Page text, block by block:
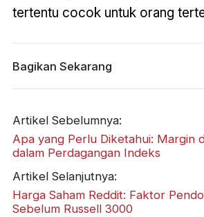
tertentu cocok untuk orang
Bagikan Sekarang
Artikel Sebelumnya:
Apa yang Perlu Diketahui: Margin
dalam Perdagangan Indeks
Artikel Selanjutnya:
Harga Saham Reddit: Faktor
Sebelum Russell 3000